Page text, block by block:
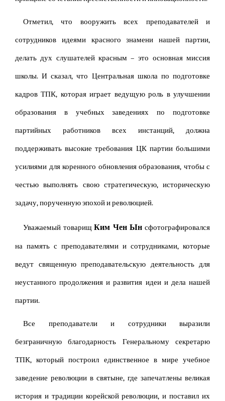
Отметил, что вооружить всех преподавателей и
сотрудников идеями красного знамени нашей партии,
делать дух слушателей красным – это основная миссия
школы. И сказал, что Центральная школа по подготовке
кадров ТПК, которая играет ведущую роль в улучшении
образования в учебных заведениях по подготовке
партийных работников всех инстанций, должна
поддерживать высокие требования ЦК партии большими
усилиями для коренного обновления образования, чтобы с
честью выполнять свою стратегическую, историческую
задачу, порученную эпохой и революцией.
Уважаемый товарищКим Чен Ын сфотографировался
на память с преподавателями и сотрудниками, которые
ведут священную преподавательскую деятельность для
неустанного продолжения и развития идеи и дела нашей
партии.
Все преподаватели и сотрудники выразили
безграничную благодарность Генеральному секретарю
ТПК, который построил единственное в мире учебное
заведение революции в святыне, где запечатлены великая
история и традиции корейской революции, и поставил их